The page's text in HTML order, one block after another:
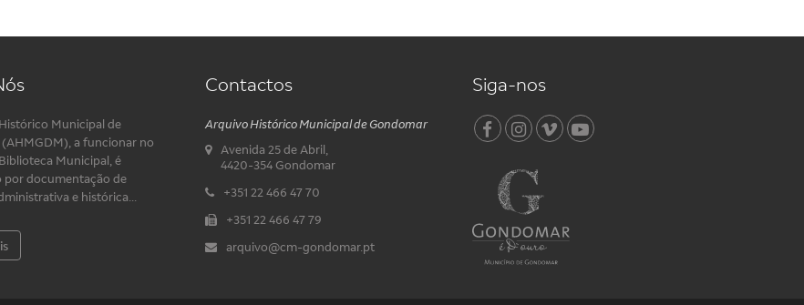
Municipal de
a funcionar no
Municipal, é
documentação de
e histórica...
Contactos
Arquivo Histórico Municipal de Gondomar
Avenida 25 de Abril,
4420-354 Gondomar
+351 22 466 47 70
+351 22 466 47 79
arquivo@cm-gondomar.pt
Siga-nos